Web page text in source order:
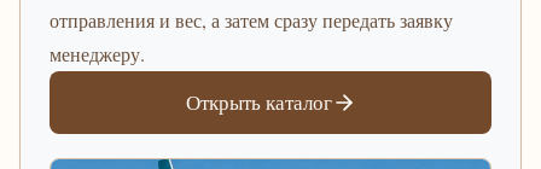
отправления и вес, а затем сразу передать заявку
менеджеру.
Открыть каталог